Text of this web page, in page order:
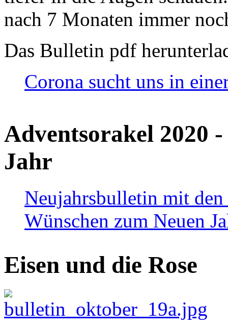
nach 7 Monaten immer
Das Bulletin pdf
Corona sucht uns in
Adventsorakel 2020
Jahr
Neujahrsbulletin mit den
Wünschen zum Neuen
Eisen und die Rose